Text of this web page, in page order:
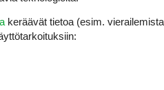
keräävät tietoa (esim.
(-7) ovat tuloslistalla